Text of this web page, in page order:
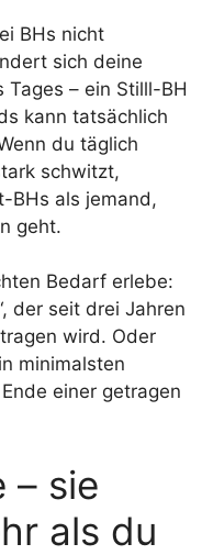
BHs nicht
sich deine
Tages – ein Stilll-BH
kann tatsächlich
du täglich
schwitzt,
BHs als jemand,
geht.
Bedarf erlebe:
der seit drei Jahren
wird. Oder
minimalsten
einer getragen
– sie
als du